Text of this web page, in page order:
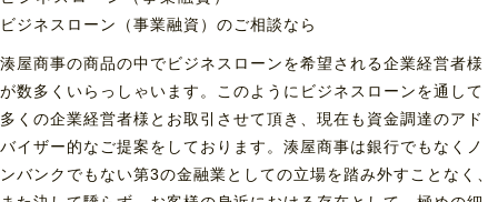
ビジネスローン（事業融資）のご相談なら
湊屋商事の商品の中でビジネスローンを希望される企業経営者様
が数多くいらっしゃいます。このようにビジネスローンを通して
多くの企業経営者様とお取引させて頂き、現在も資金調達のアド
バイザー的なご提案をしております。湊屋商事は銀行でもなくノ
ンバンクでもない第3の金融業としての立場を踏み外すことなく、